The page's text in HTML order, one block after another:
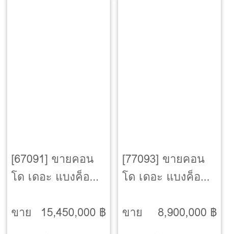
[67091] ขายคอน
โด เดอะ แบงค็อค
Bangkok Thanon
ขาย 15,450,000 ฿
[77093] ขายคอน
โด เดอะ แบงค็อค
Bangkok Thanon
ขาย 8,900,000 ฿